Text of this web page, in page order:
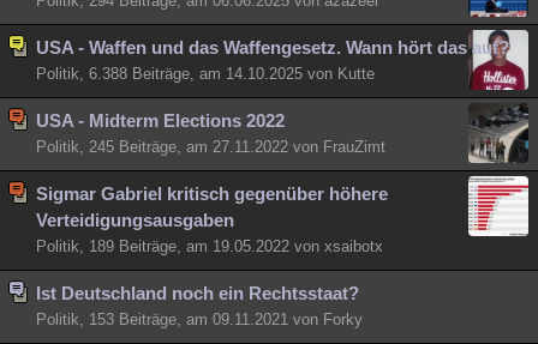
USA - Waffen und das Waffengesetz. Wann hört das auf?
Politik, 6.388 Beiträge, am 14.10.2025 von Kutte
USA - Midterm Elections 2022
Politik, 245 Beiträge, am 27.11.2022 von FrauZimt
Sigmar Gabriel kritisch gegenüber höhere
Verteidigungsausgaben
Politik, 189 Beiträge, am 19.05.2022 von xsaibotx
Ist Deutschland noch ein Rechtsstaat?
Politik, 153 Beiträge, am 09.11.2021 von Forky